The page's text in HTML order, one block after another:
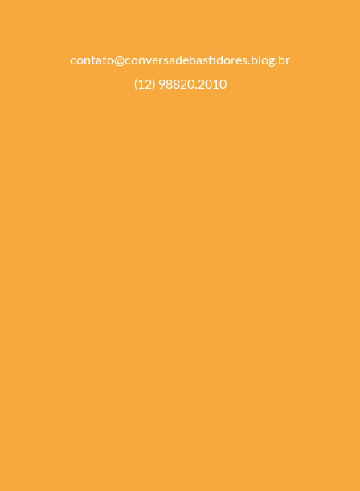
contato@conversadebastidores.blog.br
(12) 98820.2010